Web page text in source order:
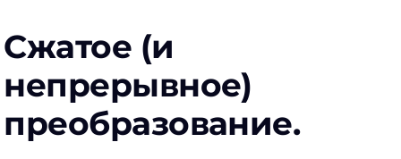
Сжатое (и
непрерывное)
преобразование.